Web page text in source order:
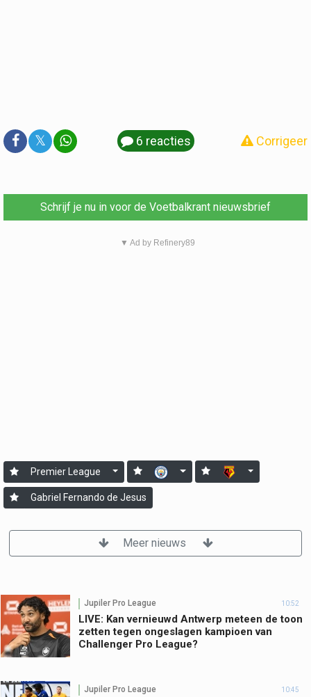
𝕏 6 reacties Corrigeer
Schrijf je nu in voor de Voetbalkrant nieuwsbrief
▼ Ad by Refinery89
Premier League
Gabriel Fernando de Jesus
Meer nieuws
Jupiler Pro League 10:52
LIVE: Kan vernieuwd Antwerp meteen de toon
zetten tegen ongeslagen kampioen van
Challenger Pro League?
Jupiler Pro League 10:45